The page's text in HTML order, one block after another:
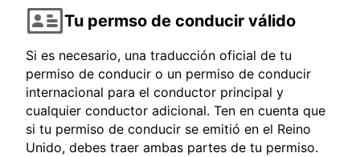
Tu permso de conducir válido
Si es necesario, una traducción oficial de tu
permiso de conducir o un permiso de conducir
internacional para el conductor principal y
cualquier conductor adicional. Ten en cuenta que
si tu permiso de conducir se emitió en el Reino
Unido, debes traer ambas partes de tu permiso.